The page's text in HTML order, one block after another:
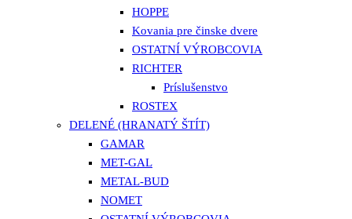
HOPPE
Kovania pre činske dvere
OSTATNÍ VÝROBCOVIA
RICHTER
Príslušenstvo
ROSTEX
DELENÉ (HRANATÝ ŠTÍT)
GAMAR
MET-GAL
METAL-BUD
NOMET